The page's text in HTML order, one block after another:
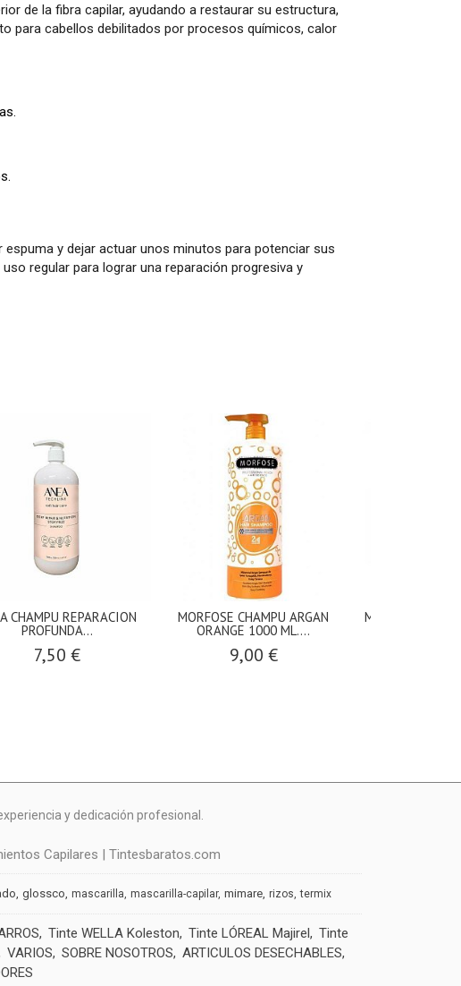
de la fibra capilar, ayudando a restaurar su estructura,
para cabellos debilitados por procesos químicos, calor
y dejar actuar unos minutos para potenciar sus
regular para lograr una reparación progresiva y
CHAMPU REPARACION
PROFUNDA...
7,50 €
MORFOSE CHAMPU ARGAN
ORANGE 1000 ML....
9,00 €
MORFOSE
y dedicación profesional.
Capilares | Tintesbaratos.com
glossco mascarilla mascarilla-capilar mimare rizos termix
Tinte WELLA Koleston Tinte LÓREAL Majirel Tinte
VARIOS SOBRE NOSOTROS
ARTICULOS DESECHABLES